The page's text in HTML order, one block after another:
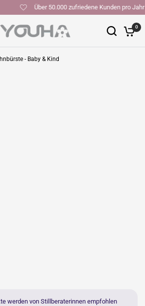
Über 50.000 zufriedene Kunden pro
0
- Baby & Kind
werden von Stillberaterinnen empfohlen